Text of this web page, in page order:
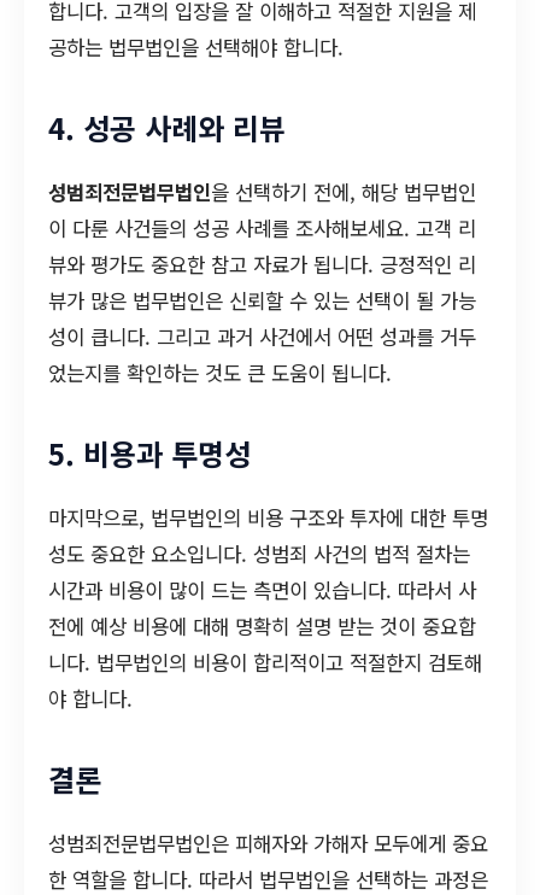
합니다. 고객의 입장을 잘 이해하고 적절한 지원을 제
공하는 법무법인을 선택해야 합니다.
4. 성공 사례와 리뷰
성범죄전문법무법인을 선택하기 전에, 해당 법무법인
이 다룬 사건들의 성공 사례를 조사해보세요. 고객 리
뷰와 평가도 중요한 참고 자료가 됩니다. 긍정적인 리
뷰가 많은 법무법인은 신뢰할 수 있는 선택이 될 가능
성이 큽니다. 그리고 과거 사건에서 어떤 성과를 거두
었는지를 확인하는 것도 큰 도움이 됩니다.
5. 비용과 투명성
마지막으로, 법무법인의 비용 구조와 투자에 대한 투명
성도 중요한 요소입니다. 성범죄 사건의 법적 절차는
시간과 비용이 많이 드는 측면이 있습니다. 따라서 사
전에 예상 비용에 대해 명확히 설명 받는 것이 중요합
니다. 법무법인의 비용이 합리적이고 적절한지 검토해
야 합니다.
결론
성범죄전문법무법인은 피해자와 가해자 모두에게 중요
한 역할을 합니다. 따라서 법무법인을 선택하는 과정은